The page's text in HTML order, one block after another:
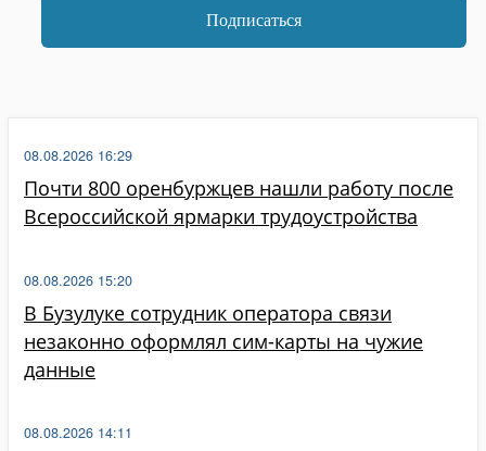
Почти 800 оренбуржцев нашли работу после
Всероссийской ярмарки трудоустройства
08.08.2026 16:29
В Бузулуке сотрудник оператора связи
незаконно оформлял сим-карты на чужие
данные
08.08.2026 15:20
08.08.2026 14:11